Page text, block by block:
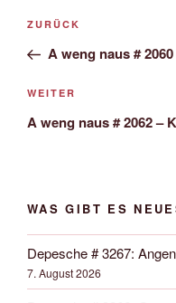
Beitrags-
Vorheriger
Beitrag
ZURÜCK
A weng naus #
Nächster
Beitrag
WEITER
A weng naus # 2062 –
WAS GIBT ES
Depesche # 3267:
7. August 2026